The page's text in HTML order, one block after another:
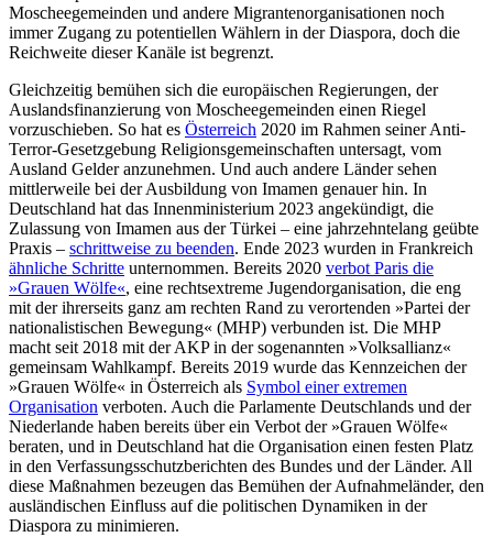
Moscheegemeinden und andere Migrantenorganisationen noch
immer Zu­gang zu potentiellen Wählern in der Dia­spora, doch die
Reichweite dieser Kanäle ist begrenzt.
Gleichzeitig bemühen sich die europäischen Regierungen, der
Auslandsfinanzierung von Moscheegemeinden einen Riegel
vorzuschieben. So hat es Österreich 2020 im Rahmen seiner Anti-
Terror-Gesetz­gebung Religionsgemeinschaften untersagt, vom
Ausland Gelder anzunehmen. Und auch andere Länder sehen
mittlerweile bei der Ausbildung von Imamen genauer hin. In
Deutschland hat das Innenministerium 2023 angekündigt, die
Zulassung von Ima­men aus der Türkei – eine jahrzehntelang geübte
Praxis – schrittweise zu beenden. Ende 2023 wurden in Frankreich
ähnliche Schritte unternommen. Bereits 2020 verbot Paris die
»Grauen Wölfe«, eine rechtsextreme Jugendorganisation, die eng
mit der ihrerseits ganz am rechten Rand zu verorten­den »Partei der
nationalistischen Bewegung« (MHP) verbunden ist. Die MHP
macht seit 2018 mit der AKP in der so­genannten »Volks­allianz«
gemeinsam Wahl­kampf. Bereits 2019 wurde das Kenn­zeichen der
»Grauen Wölfe« in Österreich als Symbol einer extremen
Organisation verboten. Auch die Parlamente Deutschlands und der
Niederlande haben bereits über ein Verbot der »Grauen Wölfe«
beraten, und in Deutschland hat die Organisation einen festen Platz
in den Verfassungsschutz­berichten des Bundes und der Länder. All
diese Maßnahmen bezeugen das Bemühen der Aufnahmeländer, den
ausländischen Einfluss auf die politischen Dynamiken in der
Diaspora zu minimieren.